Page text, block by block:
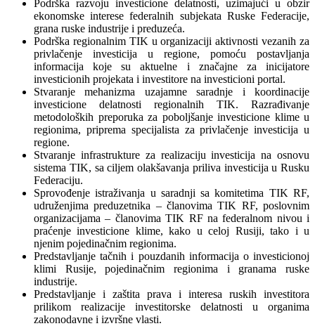
Podrška razvoju investicione delatnosti, uzimajući u obzir
ekonomske interese federalnih subjekata Ruske Federacije,
grana ruske industrije i preduzeća.
Podrška regionalnim TIK u organizaciji aktivnosti vezanih za
privlačenje investicija u regione, pomoću postavljanja
informacija koje su aktuelne i značajne za inicijatore
investicionih projekata i investitore na investicioni portal.
Stvaranje mehanizma uzajamne saradnje i koordinacije
investicione delatnosti regionalnih TIK. Razrađivanje
metodoloških preporuka za poboljšanje investicione klime u
regionima, priprema specijalista za privlačenje investicija u
regione.
Stvaranje infrastrukture za realizaciju investicija na osnovu
sistema TIK, sa ciljem olakšavanja priliva investicija u Rusku
Federaciju.
Sprovođenje istraživanja u saradnji sa komitetima TIK RF,
udruženjima preduzetnika – članovima TIK RF, poslovnim
organizacijama – članovima TIK RF na federalnom nivou i
praćenje investicione klime, kako u celoj Rusiji, tako i u
njenim pojedinačnim regionima.
Predstavljanje tačnih i pouzdanih informacija o investicionoj
klimi Rusije, pojedinačnim regionima i granama ruske
industrije.
Predstavljanje i zaštita prava i interesa ruskih investitora
prilikom realizacije investitorske delatnosti u organima
zakonodavne i izvršne vlasti.